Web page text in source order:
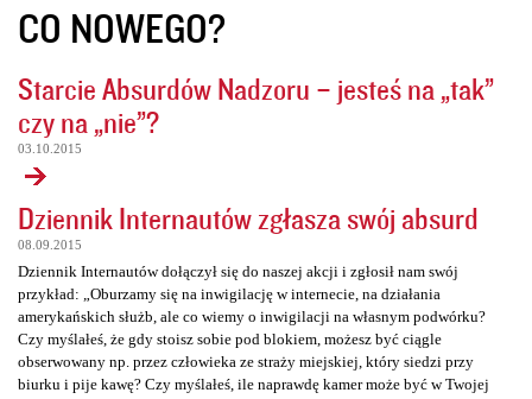
CO NOWEGO?
Starcie Absurdów Nadzoru – jesteś na „tak”
czy na „nie”?
03.10.2015
Dziennik Internautów zgłasza swój absurd
08.09.2015
Dziennik Internautów dołączył się do naszej akcji i zgłosił nam swój
przykład: „Oburzamy się na inwigilację w internecie, na działania
amerykańskich służb, ale co wiemy o inwigilacji na własnym podwórku?
Czy myślałeś, że gdy stoisz sobie pod blokiem, możesz być ciągle
obserwowany np. przez człowieka ze straży miejskiej, który siedzi przy
biurku i pije kawę? Czy myślałeś, ile naprawdę kamer może być w Twojej